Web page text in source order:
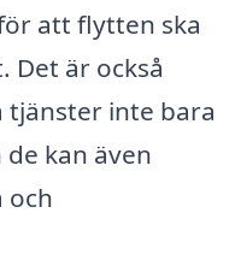
att flytten ska
Det är också
inte bara
kan även
och